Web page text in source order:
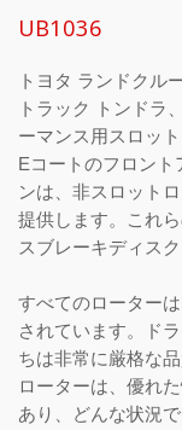
UB1036
トヨタ ランドクル
トラック トンドラ
ーマンス用スロッ
Eコートのフロント
ンは、非スロット
提供します。これ
スブレーキディス
すべてのローター
されています。ド
ちは非常に厳格な
ローターは、優れ
あり、どんな状況